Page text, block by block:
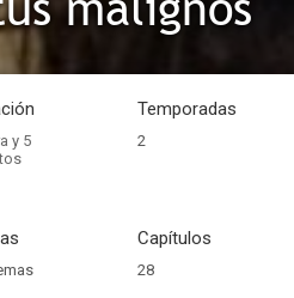
y 5
Temporadas
2
Capítulos
28